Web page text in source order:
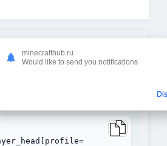
PIKITO в игре
блок:
minecrafthub.ru
Would like to send you notifications